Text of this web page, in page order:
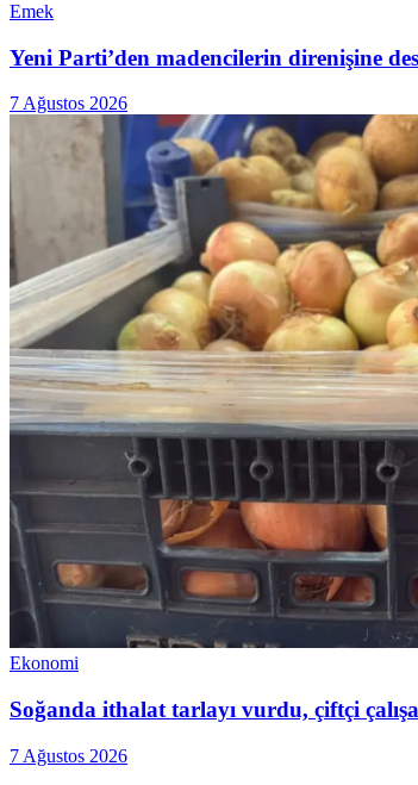
Emek
Yeni Parti’den madencilerin direnişine
7 Ağustos 2026
Ekonomi
Soğanda ithalat tarlayı vurdu, çiftçi çalışa
7 Ağustos 2026